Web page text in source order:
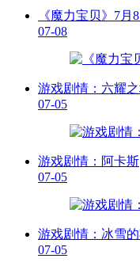
《魔力宝贝》7
07-08
游戏剧情：六耀
07-05
游戏剧情：阿卡斯
07-05
游戏剧情：冰雪
07-05